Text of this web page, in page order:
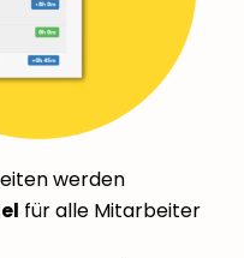
werden
für alle Mitarbeiter